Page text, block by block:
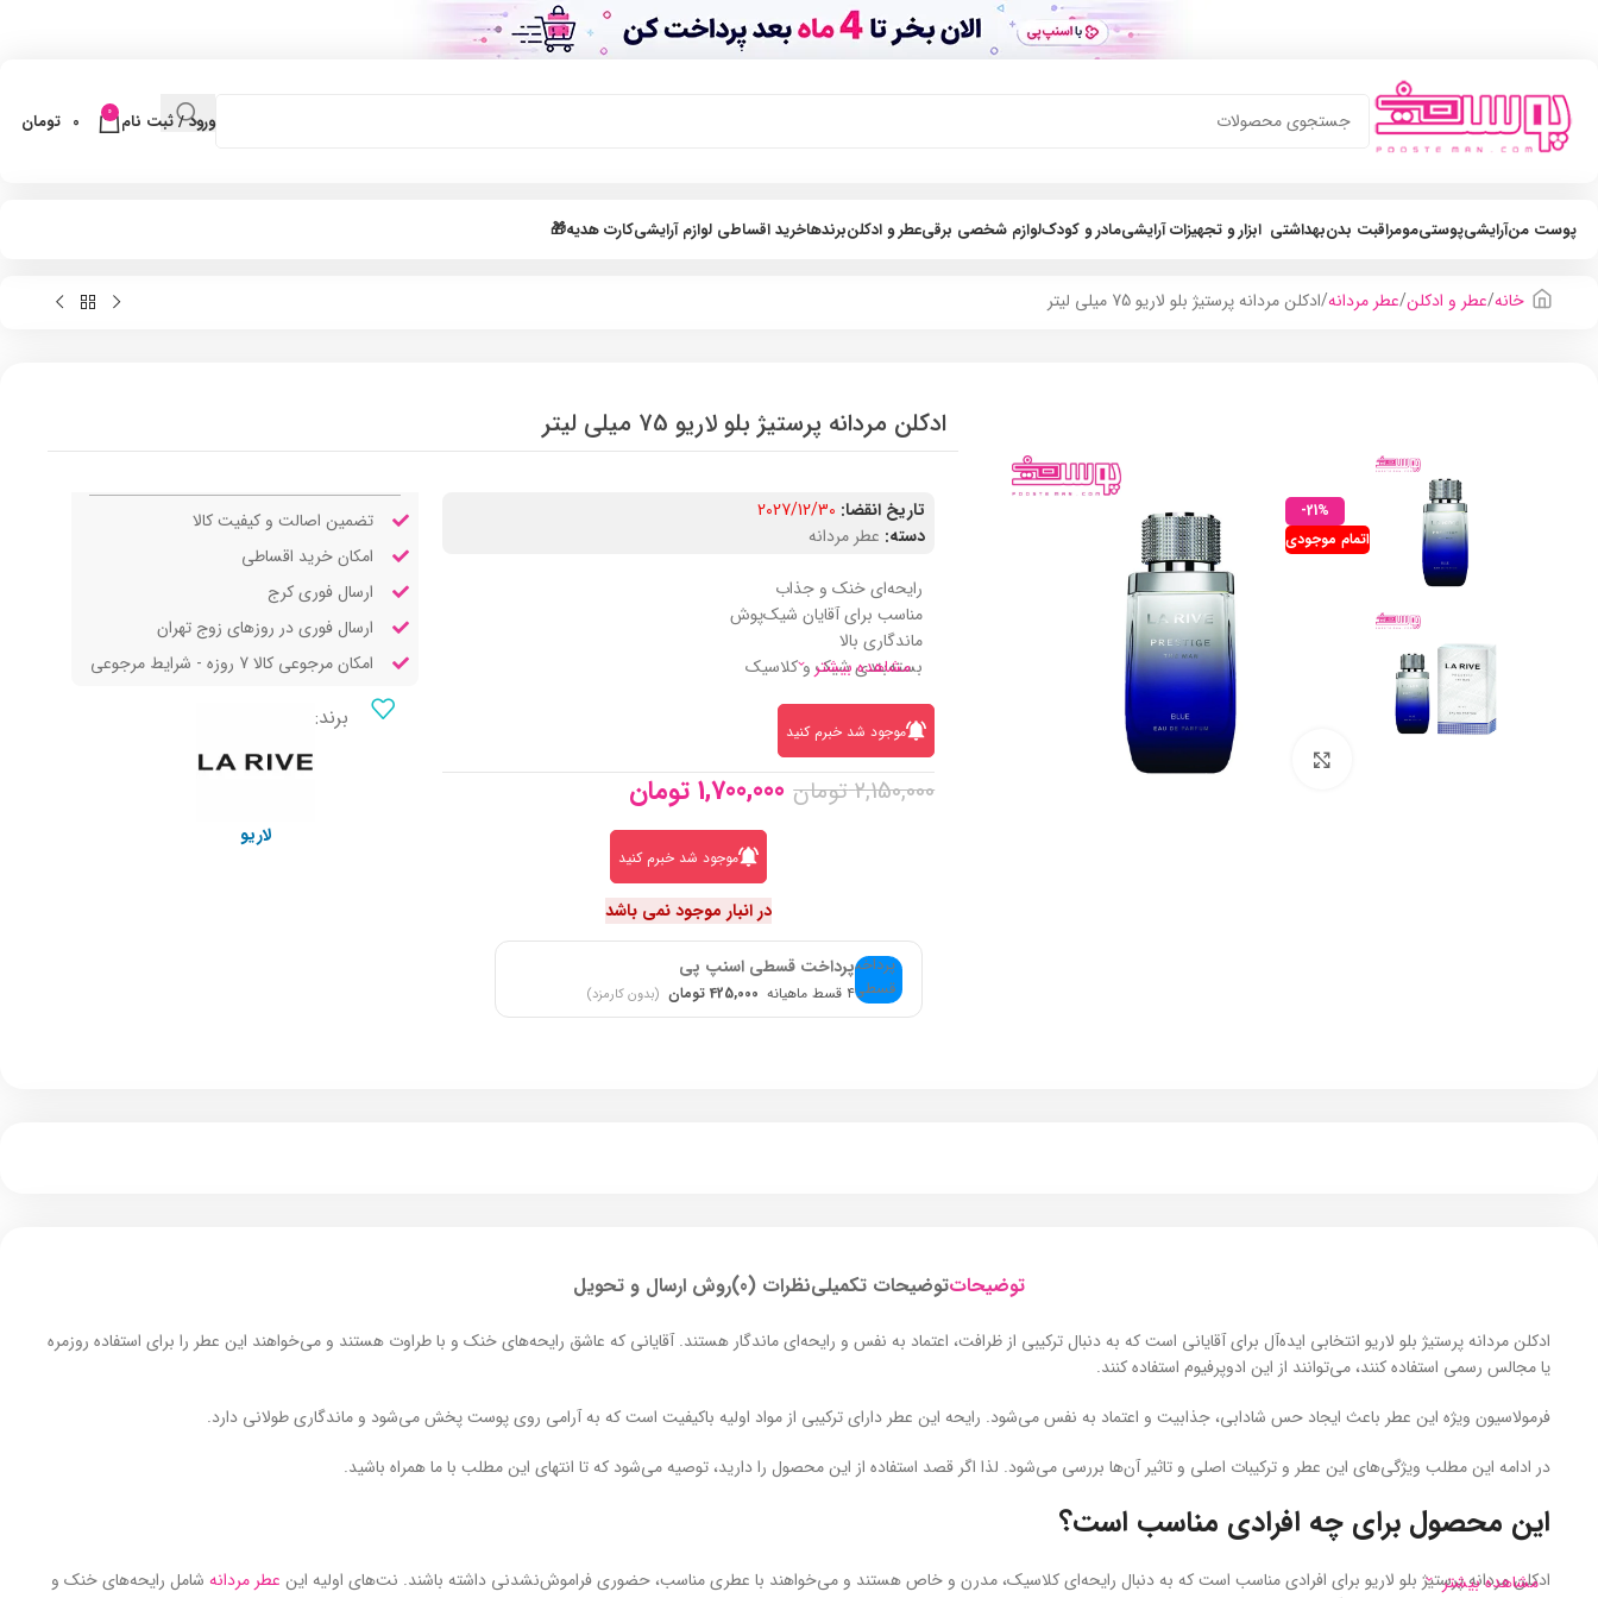
ورود / ثبت نام 0
0 تومان
پوست منآرایشیپوستیمومراقبت بدنبهداشتی ابزار و تجهیزات آرایشیمادر و کودکلوازم شخصی برقیعطر و ادکلنبرندهاخرید اقساطی لوازم آرایشیکارت هدیه🎁
خانه عطر و ادکلن عطر مردانه ادکلن مردانه پرستیژ بلو لاریو 75 میلی لیتر
-21%
اتمام موجودی
بزرگنمایی تصویر
ادکلن مردانه پرستیژ بلو لاریو 75 میلی لیتر
تاریخ انقضا: 2027/12/30
دسته: عطر مردانه
رایحه‌ای خنک و جذاب
مناسب برای آقایان شیک‌پوش
ماندگاری بالا
بسته‌بندی شیک و کلاسیک
مشاهده بیشتر
موجود شد خبرم کنید
2,150,000 تومان 1,700,000 تومان
موجود شد خبرم کنید
در انبار موجود نمی باشد
پرداخت قسطی اسنپ پی
۴ قسط ماهیانه 425,000 تومان (بدون کارمزد)
تضمین اصالت و کیفیت کالا
امکان خرید اقساطی
ارسال فوری کرج
ارسال فوری در روزهای زوج تهران
امکان مرجوعی کالا 7 روزه - شرایط مرجوعی
برند:
لاریو
توضیحاتتوضیحات تکمیلینظرات (0) روش ارسال و تحویل
ادکلن مردانه پرستیژ بلو لاریو انتخابی ایده‌آل برای آقایانی است که به دنبال ترکیبی از ظرافت، اعتماد به نفس و رایحه‌ای ماندگار هستند. آقایانی که عاشق رایحه‌های خنک و با طراوت هستند و می‌خواهند این عطر را برای استفاده روزمره
یا مجالس رسمی استفاده کنند، می‌توانند از این ادوپرفیوم استفاده کنند.
فرمولاسیون ویژه این عطر باعث ایجاد حس شادابی، جذابیت و اعتماد به نفس می‌شود. رایحه این عطر دارای ترکیبی از مواد اولیه باکیفیت است که به آرامی روی پوست پخش می‌شود و ماندگاری طولانی دارد.
در ادامه این مطلب ویژگی‌های این عطر و ترکیبات اصلی و تاثیر آن‌ها بررسی می‌شود. لذا اگر قصد استفاده از این محصول را دارید، توصیه می‌شود که تا انتهای این مطلب با ما همراه باشید.
این محصول برای چه افرادی مناسب است؟
ادکلن مردانه پرستیژ بلو لاریو برای افرادی مناسب است که به دنبال رایحه‌ای کلاسیک، مدرن و خاص هستند و می‌خواهند با عطری مناسب، حضوری فراموش‌نشدنی داشته باشند. نت‌های اولیه این عطر مردانه شامل رایحه‌های خنک و
مشاهده بیشتر